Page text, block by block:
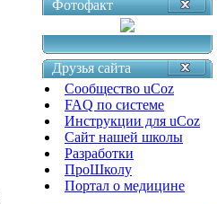
Фотофакт
Друзья сайта
Сообщество uCoz
FAQ по системе
Инструкции для uCoz
Сайт нашей школы
Разработки
ПроШколу
Портал о медицине